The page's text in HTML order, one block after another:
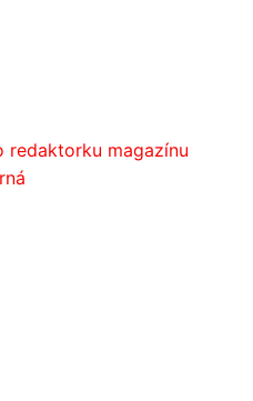
redaktorku magazínu